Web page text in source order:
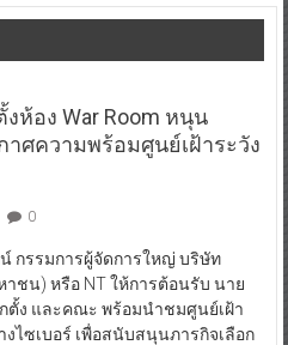
ห้อง War Room หนุน
าศความพร้อมศูนย์เฝ้าระวัง
0
รรมการผู้จัดการใหญ่ บริษัท
ชน) หรือ NT ให้การต้อนรับ นาย
ตั้ง และคณะ พร้อมนำชมศูนย์เฝ้า
ไซเบอร์ เพื่อสนับสนุนภารกิจเลือก